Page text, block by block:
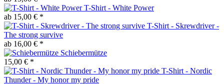
T-Shirt - White Power
ab 15,00 € *
T-Shirt - Skrewdriver -
The strong survive
ab 16,00 € *
Schiebermütze
15,00 € *
T-Shirt - Nordic
Thunder - My honor my pride